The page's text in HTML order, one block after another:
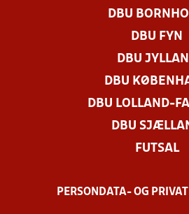
DBU
DBU FYN
DBU
DBU
DBU LOLLAND-
DBU
FUTSAL
PERSONDATA- OG